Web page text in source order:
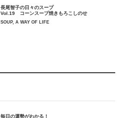
長尾智子の日々のスープ
Vol.19 コーンスープ焼きもろこしのせ
SOUP, A WAY OF LIFE
毎日の運勢がわかる！